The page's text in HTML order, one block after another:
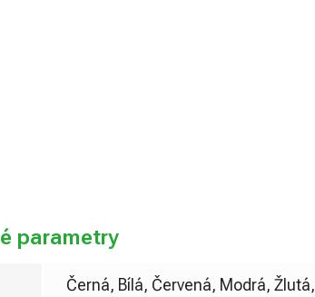
parametry
Černá, Bílá, Červená, Modrá, Žlutá,